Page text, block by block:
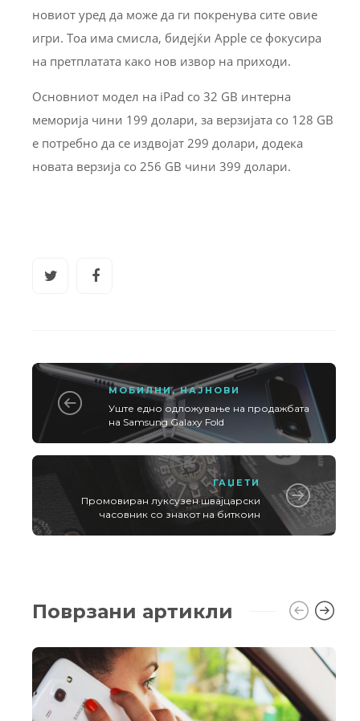
новиот уред да може да ги покренува сите овие
игри. Тоа има смисла, бидејќи Apple се фокусира
на претплатата како нов извор на приходи.
Основниот модел на iPad со 32 GB интерна
меморија чини 199 долари, за верзијата со 128 GB
е потребно да се издвојат 299 долари, додека
новата верзија со 256 GB чини 399 долари.
МОБИЛНИ,НАЈНОВИ
Уште едно одложување на продажбата
на Samsung Galaxy Fold
ГАЏЕТИ
Промовиран луксузен швајцарски
часовник со знакот на биткоин
Поврзани артикли